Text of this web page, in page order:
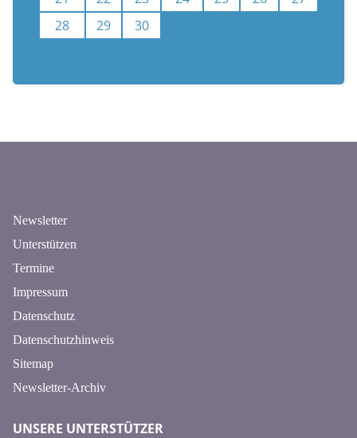
28
29
30
Newsletter
Unterstützen
Termine
Impressum
Datenschutz
Datenschutzhinweis
Sitemap
Newsletter-Archiv
UNSERE UNTERSTÜTZER